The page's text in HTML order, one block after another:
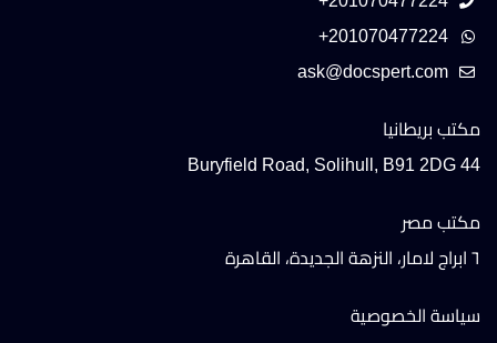
+201070477224
مكتب بريطانيا
44 Buryfield Road, Solihull, B91 2DG
مكتب مصر
٦ ابراج لامار، النزهة الجديدة، القاهرة
سياسة الخصوصية